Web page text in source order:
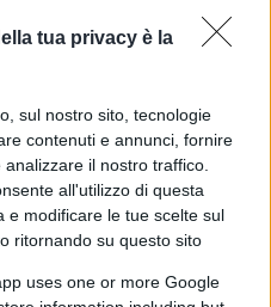
tua privacy è la
sul nostro sito, tecnologie
contenuti e annunci, fornire
il nostro traffico.
all'utilizzo di questa
e modificare le tue scelte sul
ritornando su questo sito
uses one or more Google
svolta per il settore
ovviamente opposta a
dalle banche
sociale, ma
Ne parleremo con
Giapponespinge